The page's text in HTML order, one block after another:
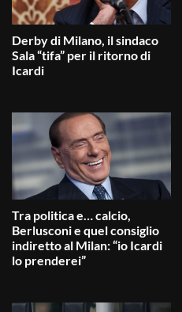
Derby di Milano, il sindaco
Sala “tifa” per il ritorno di
Icardi
Tra politica e… calcio,
Berlusconi e quel consiglio
indiretto al Milan: “io Icardi
lo prenderei”